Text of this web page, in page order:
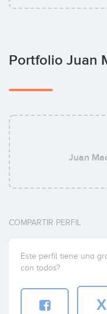
Portfolio Juan
Juan
COMPARTIR PERFIL
Este perfil tiene una
con todos?
X